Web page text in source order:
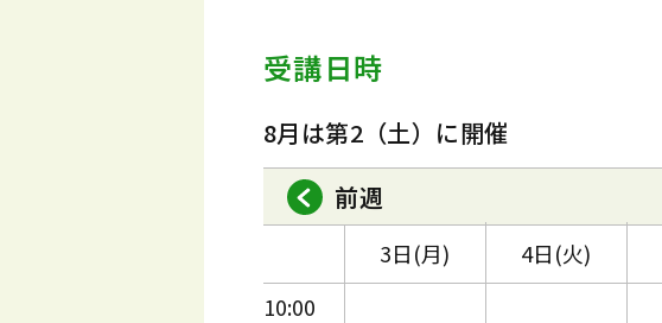
受講日時
8月は第2（土）に開催
前週
10:00
3日(月) 4日(火)